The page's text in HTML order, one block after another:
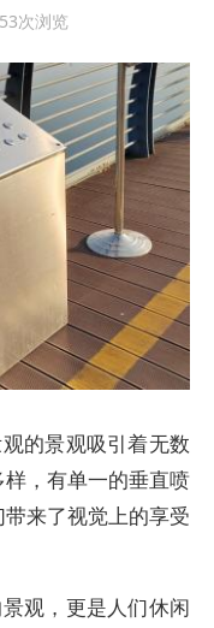
次浏览
的景观吸引着无数
，有单一的垂直喷
来了视觉上的享受
观，更是人们休闲